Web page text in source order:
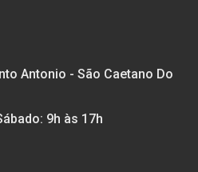
Antonio - São Caetano Do
9h às 17h